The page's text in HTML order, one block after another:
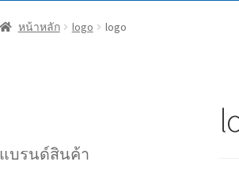
หน้าหลัก logo logo
แบรนด์สินค้า